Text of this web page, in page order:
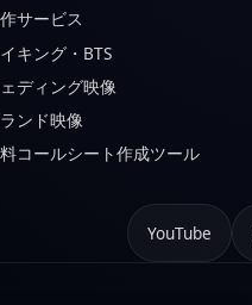
サービス
キング・BTS
ディング映像
ンド映像
コールシート作成ツール
YouTube